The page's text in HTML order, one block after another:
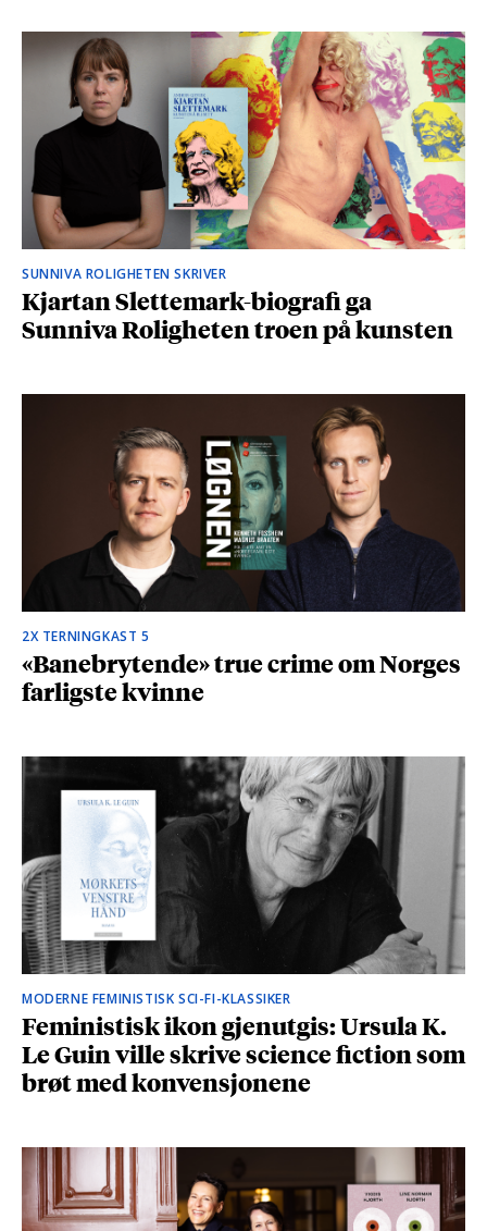
SUNNIVA ROLIGHETEN SKRIVER
Kjartan Slettemark-biografi ga
Sunniva Roligheten troen på kunsten
2X TERNINGKAST 5
«Banebrytende» true crime om Norges
farligste kvinne
MODERNE FEMINISTISK SCI-FI-KLASSIKER
Feministisk ikon gjenutgis: Ursula K.
Le Guin ville skrive science fiction som
brøt med konvensjonene